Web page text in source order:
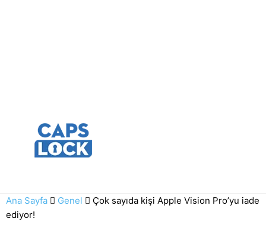
Ana Sayfa Genel
Çok sayıda kişi Apple Vision Pro’yu iade
ediyor!